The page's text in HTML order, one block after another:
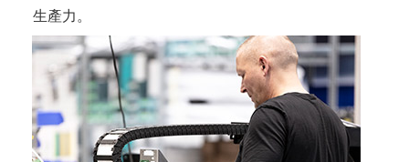
生產力。